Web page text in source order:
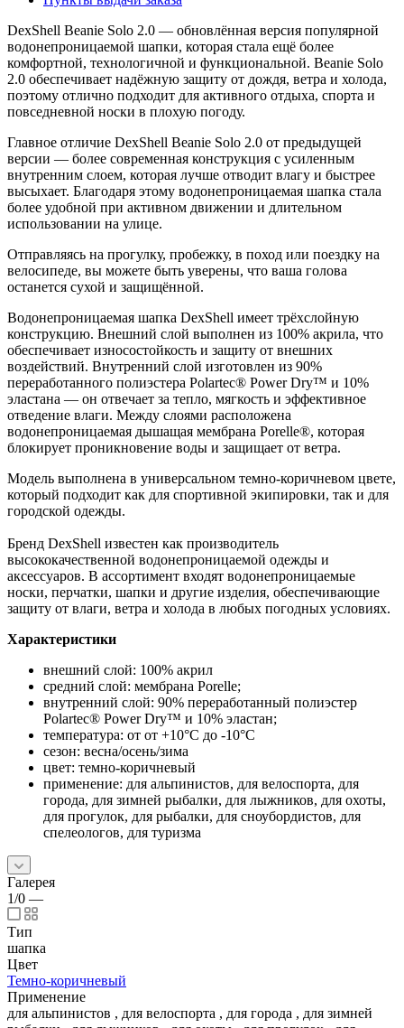
DexShell Beanie Solo 2.0 — обновлённая версия популярной
водонепроницаемой шапки, которая стала ещё более
комфортной, технологичной и функциональной. Beanie Solo
2.0 обеспечивает надёжную защиту от дождя, ветра и холода,
поэтому отлично подходит для активного отдыха, спорта и
повседневной носки в плохую погоду.
Главное отличие DexShell Beanie Solo 2.0 от предыдущей
версии — более современная конструкция с усиленным
внутренним слоем, которая лучше отводит влагу и быстрее
высыхает. Благодаря этому водонепроницаемая шапка стала
более удобной при активном движении и длительном
использовании на улице.
Отправляясь на прогулку, пробежку, в поход или поездку на
велосипеде, вы можете быть уверены, что ваша голова
останется сухой и защищённой.
Водонепроницаемая шапка DexShell имеет трёхслойную
конструкцию. Внешний слой выполнен из 100% акрила, что
обеспечивает износостойкость и защиту от внешних
воздействий. Внутренний слой изготовлен из 90%
переработанного полиэстера Polartec® Power Dry™ и 10%
эластана — он отвечает за тепло, мягкость и эффективное
отведение влаги. Между слоями расположена
водонепроницаемая дышащая мембрана Porelle®, которая
блокирует проникновение воды и защищает от ветра.
Модель выполнена в универсальном темно-коричневом цвете,
который подходит как для спортивной экипировки, так и для
городской одежды.
Бренд DexShell известен как производитель
высококачественной водонепроницаемой одежды и
аксессуаров. В ассортимент входят водонепроницаемые
носки, перчатки, шапки и другие изделия, обеспечивающие
защиту от влаги, ветра и холода в любых погодных условиях.
Характеристики
внешний слой: 100% акрил
средний слой: мембрана Porelle;
внутренний слой: 90% переработанный полиэстер
Polartec® Power Dry™ и 10% эластан;
температура: от от +10°C до -10°C
сезон: весна/осень/зима
цвет: темно-коричневый
применение: для альпинистов, для велоспорта, для
города, для зимней рыбалки, для лыжников, для охоты,
для прогулок, для рыбалки, для сноубордистов, для
спелеологов, для туризма
Галерея
1/0 —
Тип
шапка
Цвет
Темно-коричневый
Применение
для альпинистов , для велоспорта , для города , для зимней